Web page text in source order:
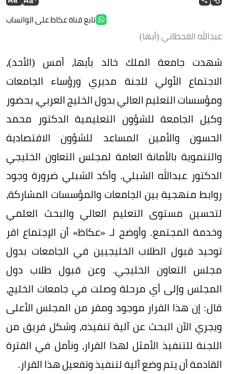
تابع قناة عكاظ على الواتساب
عبدالله القحطاني (أبها)
شهدت جامعة الملك خالد بأبها، أمس (الأحد)،
الاجتماع الأولي للجنة مديري ورؤساء الجامعات
ومؤسسات التعليم العالي بدول الخليج العربي، بحضور
وكيل الجامعة للشؤون التعليمية الدكتور محمد
الحسون والأمين المساعد للشؤون الاقتصادية
والتنموية بالأمانة العامة لمجلس التعاون الخليجي
الدكتور عبدالله الشبلي. وأكد الشبلي ضرورة وجود
روابط منهجية بين الجامعات والمؤسسات المشاركة،
لتحسين مستوى التعليم العالي والبحث العلمي
وخدمة المجتمع. وأوضح لـ «عكاظ» أن الإجتماع اقر
توحيد قبول الطلاب الخليجيين في الجامعات بدول
مجلس التعاون الخليجي. وعن قبول طلاب دول
المجلس وإلى أي مرحلة وصلت في جامعات الخليج،
قال: إن هذا القرار موجود ومقر من المجلس الأعلى
ويجري الآن البحث عن آلية تنفيذه، وشكل فريق من
اللجنة للتنفيذ الأمثل لهذا القرار، ونأمل في الفترة
القادمة أن يتم وضع آلية لتنفيذ وتفعيل هذا القرار.